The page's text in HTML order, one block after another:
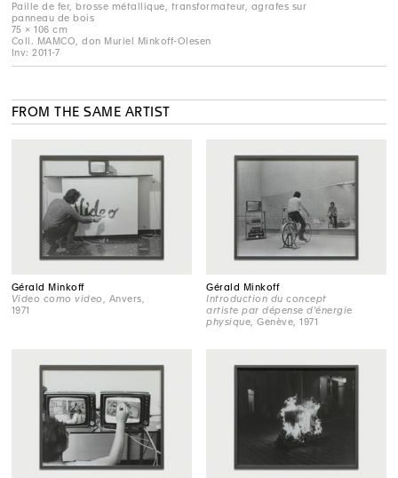
Paille de fer, brosse métallique, transformateur, agrafes sur
panneau de bois
75 × 106 cm
Coll. MAMCO, don Muriel Minkoff-Olesen
Inv: 2011-7
FROM THE SAME ARTIST
Gérald Minkoff
Video como video
, Anvers,
1971
Gérald Minkoff
Introduction du concept
artiste par dépense d'énergie
physique , Genève, 1971